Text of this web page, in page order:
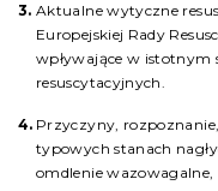
Aktualne wytyczne
Europejskiej Rady
wpływające w istotnym
resuscytacyjnych.
Przyczyny,
typowych stanach
omdlenie